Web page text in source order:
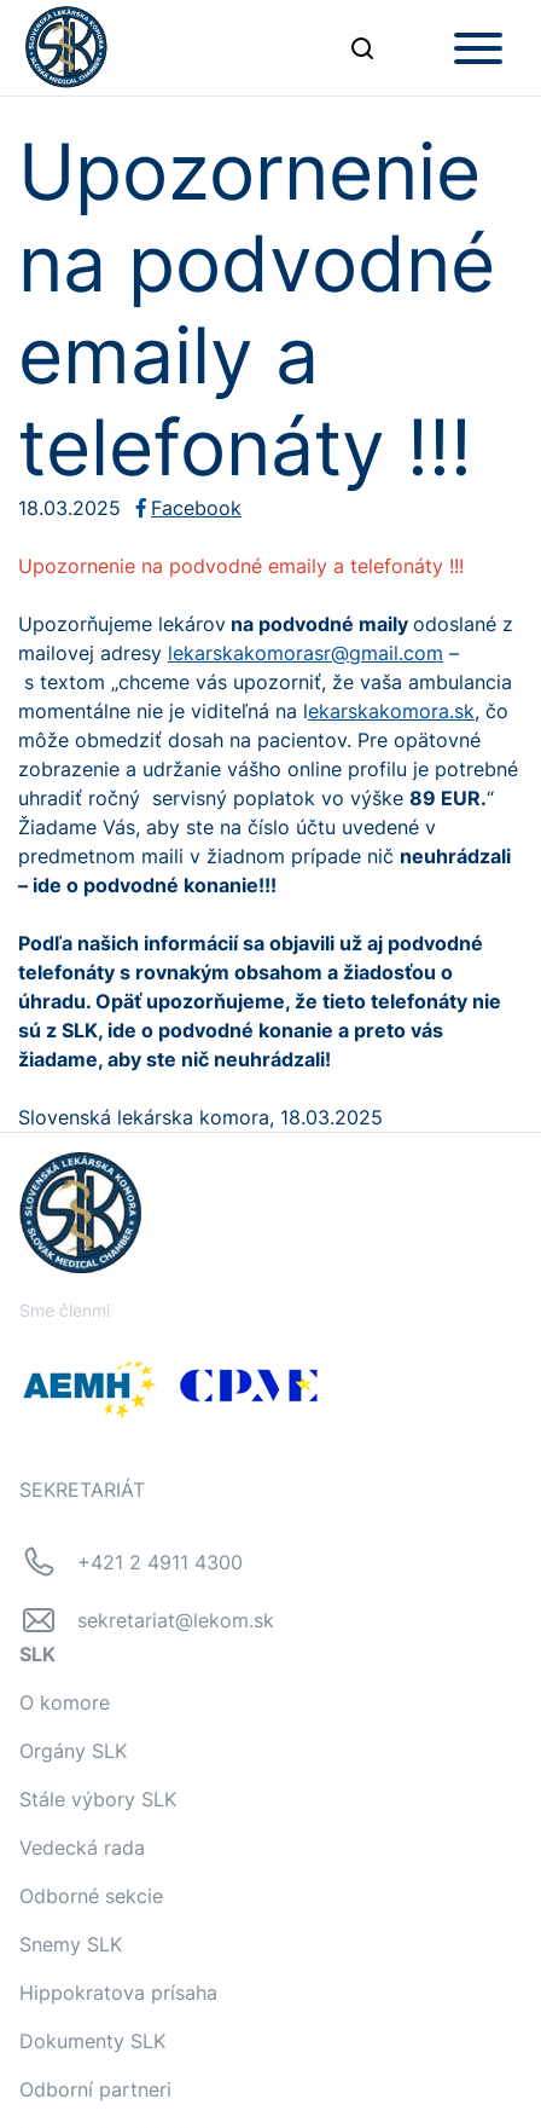
Upozornenie
na podvodné
emaily a
telefonáty !!!
18.03.2025 Facebook
Upozornenie na podvodné emaily a telefonáty !!!
Upozorňujeme lekárov na podvodné maily odoslané z
mailovej adresy lekarskakomorasr@gmail.com –
s textom „chceme vás upozorniť, že vaša ambulancia
momentálne nie je viditeľná na lekarskakomora.sk, čo
môže obmedziť dosah na pacientov. Pre opätovné
zobrazenie a udržanie vášho online profilu je potrebné
uhradiť ročný servisný poplatok vo výške 89 EUR.“
Žiadame Vás, aby ste na číslo účtu uvedené v
predmetnom maili v žiadnom prípade nič neuhrádzali
– ide o podvodné konanie!!!
Podľa našich informácií sa objavili už aj podvodné
telefonáty s rovnakým obsahom a žiadosťou o
úhradu. Opäť upozorňujeme, že tieto telefonáty nie
sú z SLK, ide o podvodné konanie a preto vás
žiadame, aby ste nič neuhrádzali!
Slovenská lekárska komora, 18.03.2025
Sme členmi
SEKRETARIÁT
+421 2 4911 4300
sekretariat@lekom.sk
SLK
O komore
Orgány SLK
Stále výbory SLK
Vedecká rada
Odborné sekcie
Snemy SLK
Hippokratova prísaha
Dokumenty SLK
Odborní partneri